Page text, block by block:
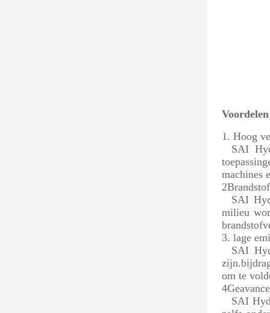
1. Hoog
SAI
machines
SAI
milieu
3. lage
SAI
om te
SAI